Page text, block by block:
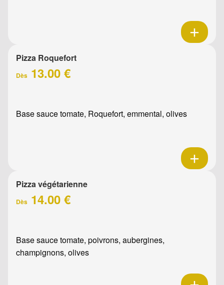
Pizza Roquefort
Dès 13.00 €
Base sauce tomate, Roquefort, emmental, olives
Pizza végétarienne
Dès 14.00 €
Base sauce tomate, poivrons, aubergines,
champignons, olives